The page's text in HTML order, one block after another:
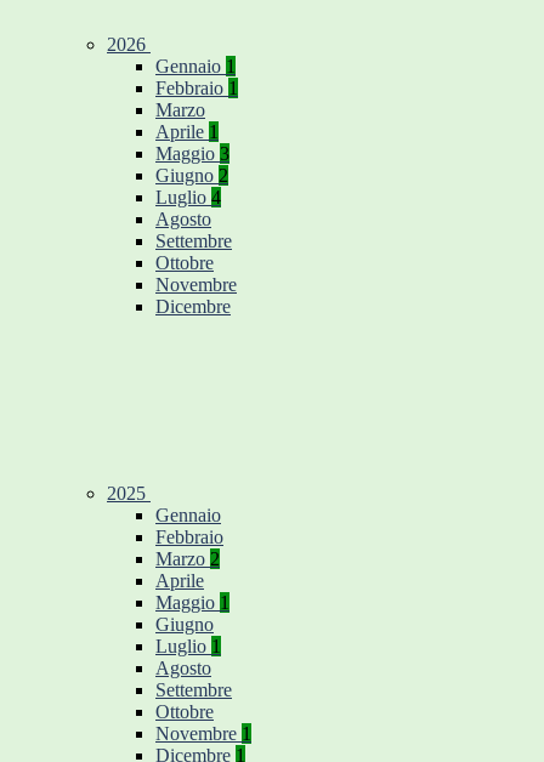
2026
Gennaio 1
Febbraio 1
Marzo
Aprile 1
Maggio 3
Giugno 2
Luglio 4
Agosto
Settembre
Ottobre
Novembre
Dicembre
2025
Gennaio
Febbraio
Marzo 2
Aprile
Maggio 1
Giugno
Luglio 1
Agosto
Settembre
Ottobre
Novembre 1
Dicembre 1